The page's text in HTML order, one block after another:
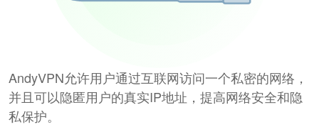
AndyVPN允许用户通过互联网访问一个私密的网络，
并且可以隐匿用户的真实IP地址，提高网络安全和隐
私保护。